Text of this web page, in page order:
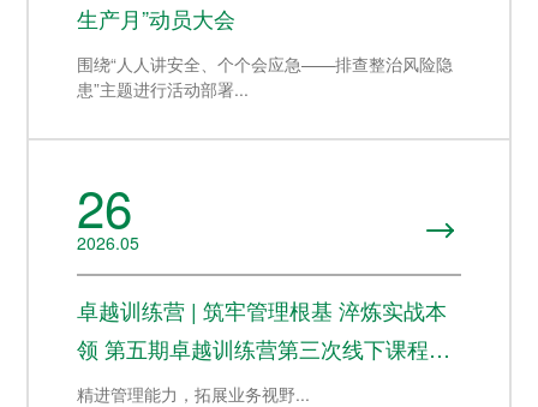
生产月”动员大会
围绕“人人讲安全、个个会应急——排查整治风险隐
患”主题进行活动部署...
26
2026.05 
卓越训练营 | 筑牢管理根基 淬炼实战本
领 第五期卓越训练营第三次线下课程圆
满举行
精进管理能力，拓展业务视野...